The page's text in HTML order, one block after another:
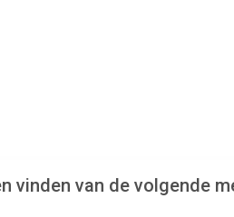
vinden van de volgende